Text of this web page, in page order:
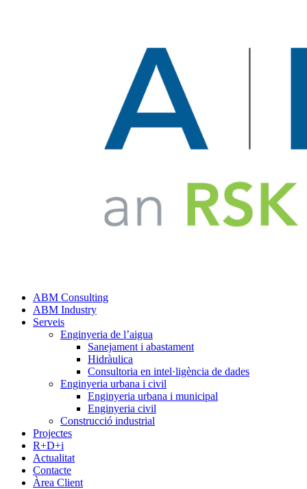
ABM Consulting
ABM Industry
Serveis
Enginyeria de l’aigua
Sanejament i abastament
Hidràulica
Consultoria en intel·ligència de dades
Enginyeria urbana i civil
Enginyeria urbana i municipal
Enginyeria civil
Construcció industrial
Projectes
R+D+i
Actualitat
Contacte
Àrea Client